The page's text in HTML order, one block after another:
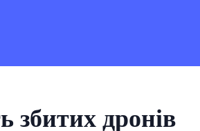
збитих дронів